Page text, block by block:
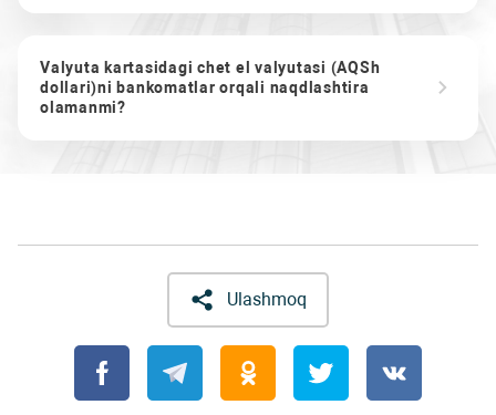
Valyuta kartasidagi chet el valyutasi (AQSh
dollari)ni bankomatlar orqali naqdlashtira
olamanmi?
Ulashmoq